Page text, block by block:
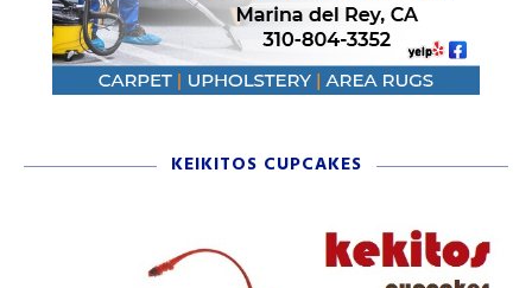
KEIKITOS CUPCAKES